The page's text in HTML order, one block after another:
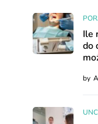
Ile
do
by